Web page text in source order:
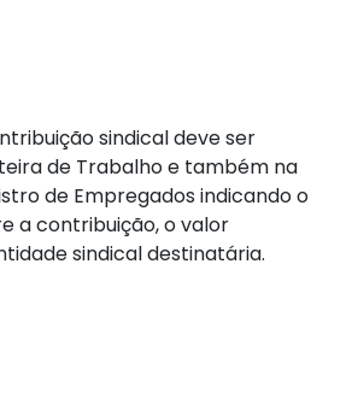
sindical deve ser
de Trabalho e também na
de Empregados indicando o
a contribuição, o valor
sindical destinatária.